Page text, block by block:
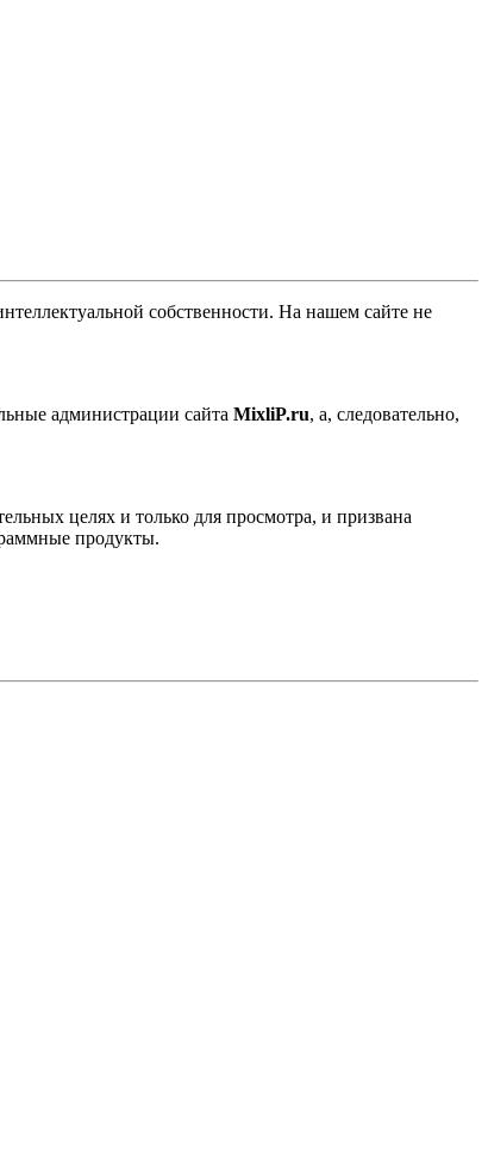
собственности. На нашем сайте не
администрации сайта MixliP.ru, а, следовательно,
целях и только для просмотра, и призвана
продукты.